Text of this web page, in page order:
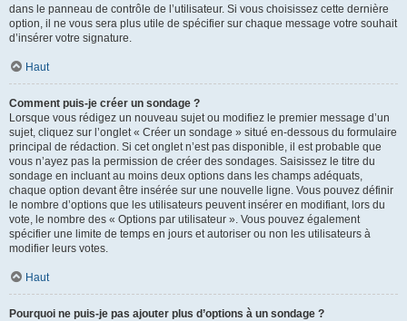
dans le panneau de contrôle de l’utilisateur. Si vous choisissez cette dernière
option, il ne vous sera plus utile de spécifier sur chaque message votre souhait
d’insérer votre signature.
Haut
Comment puis-je créer un sondage ?
Lorsque vous rédigez un nouveau sujet ou modifiez le premier message d’un
sujet, cliquez sur l’onglet « Créer un sondage » situé en-dessous du formulaire
principal de rédaction. Si cet onglet n’est pas disponible, il est probable que
vous n’ayez pas la permission de créer des sondages. Saisissez le titre du
sondage en incluant au moins deux options dans les champs adéquats,
chaque option devant être insérée sur une nouvelle ligne. Vous pouvez définir
le nombre d’options que les utilisateurs peuvent insérer en modifiant, lors du
vote, le nombre des « Options par utilisateur ». Vous pouvez également
spécifier une limite de temps en jours et autoriser ou non les utilisateurs à
modifier leurs votes.
Haut
Pourquoi ne puis-je pas ajouter plus d’options à un sondage ?